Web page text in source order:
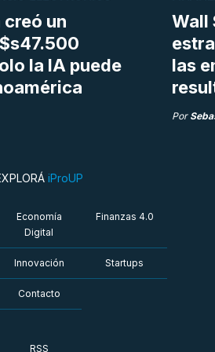
un
la IA puede
Wall
las
Por
iProUP
Economía
Digital
Finanzas 4.0
Innovación Startups
Contacto
RSS